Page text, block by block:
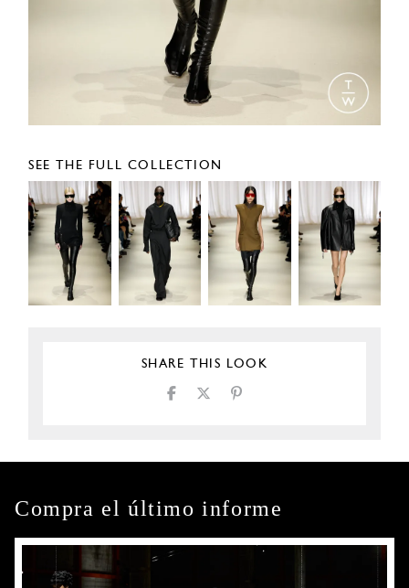
SEE THE FULL COLLECTION
SHARE THIS LOOK
Compra el último informe